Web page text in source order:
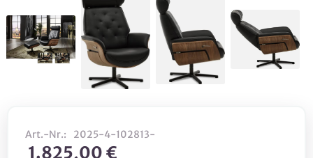
Art.-Nr.: 2025-4-102813-
1.825,00 €